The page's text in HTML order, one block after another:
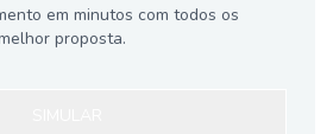
em minutos com todos os
proposta.